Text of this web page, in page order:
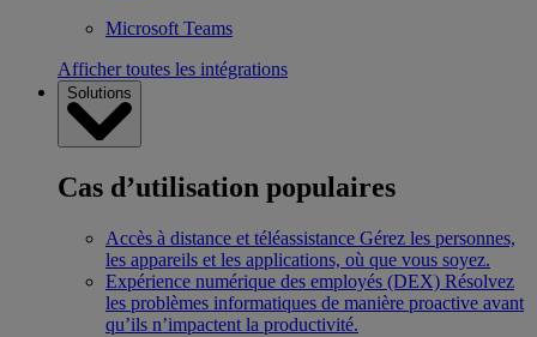
Microsoft Teams
Afficher toutes les intégrations
Solutions
Cas d’utilisation populaires
Accès à distance et téléassistance Gérez les personnes,
les appareils et les applications, où que vous soyez.
Expérience numérique des employés (DEX) Résolvez
les problèmes informatiques de manière proactive avant
qu’ils n’impactent la productivité.